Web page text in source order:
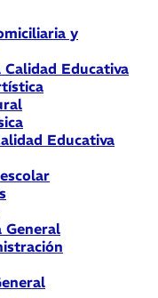
y
Educativa
Educativa
General